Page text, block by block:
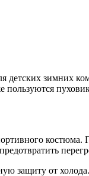
детских зимних
пользуются
защиту от